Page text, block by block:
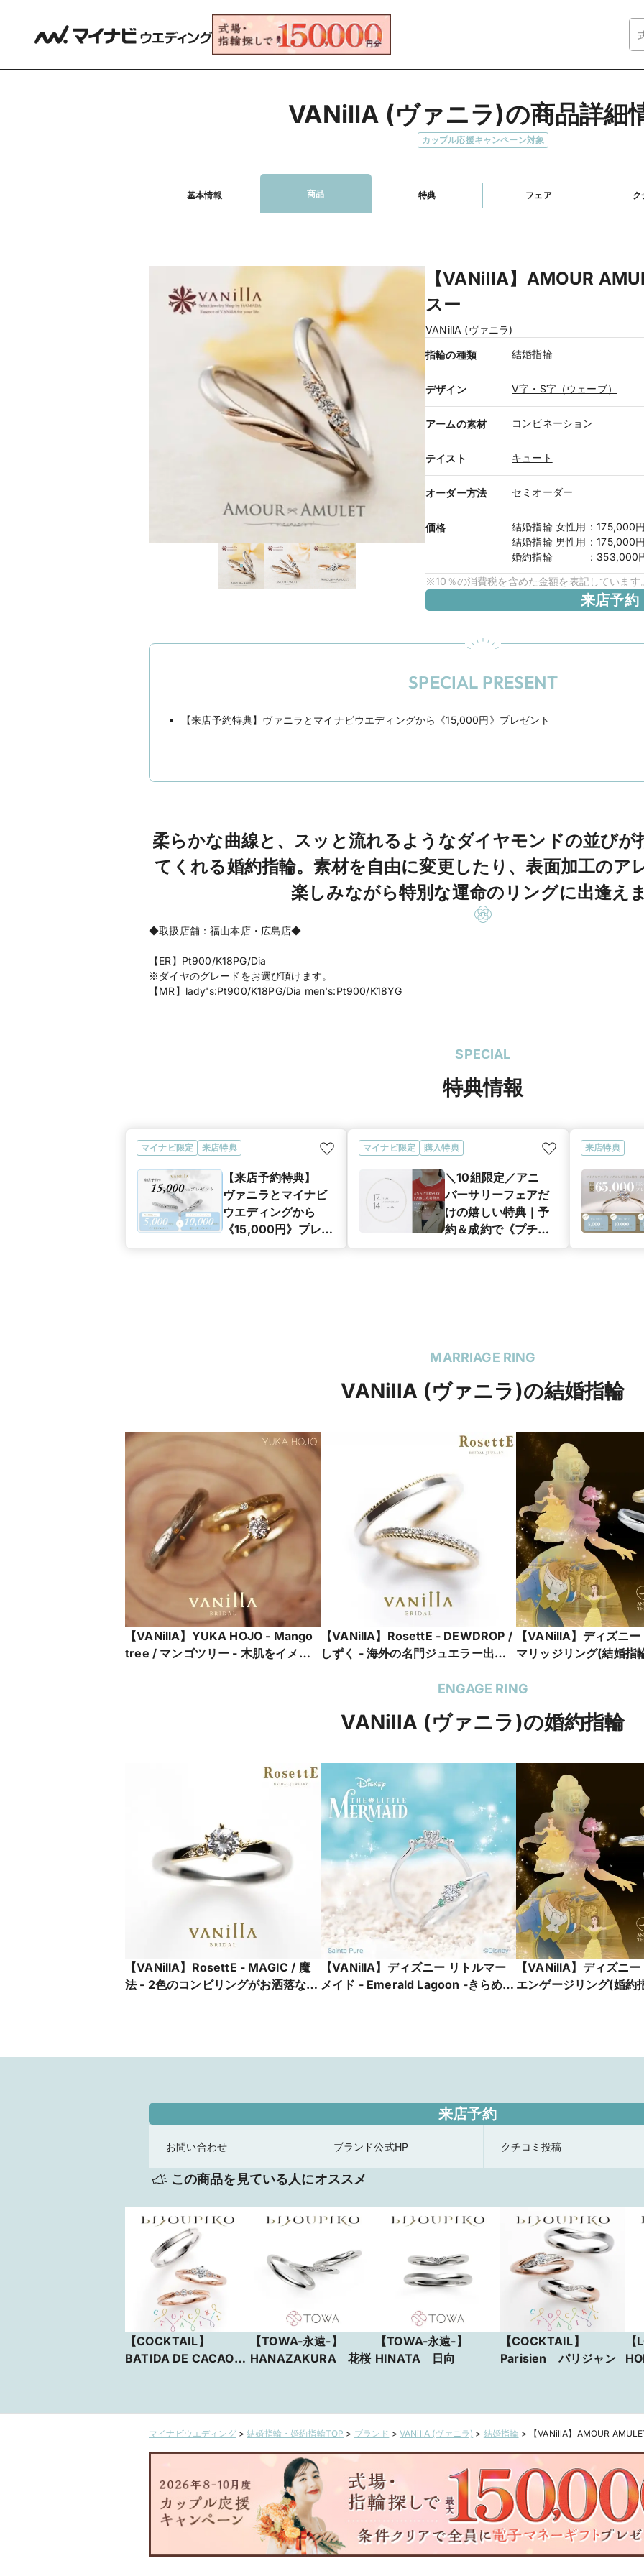
VANillA (ヴァニラ)の商品詳細
カップル応援キャンペーン対象
基本情報 商品 特典 フェア ク
【VANillA】AMOUR
スー
VANillA (ヴァニラ)
指輪の種類 結婚指輪
デザイン V字・S字（ウェーブ）
アームの素材 コンビネーション
テイスト キュート
オーダー方法 セミオーダー
価格 結婚指輪 女性用 ：175,000
結婚指輪 男性用 ：175,000
婚約指輪
： 353,000
※10％の消費税を含めた金額を表記しています
来店予約
SPECIAL PRESENT
【来店予約特典】ヴァニラとマイナビウエディングから《15,000円》プレゼント
柔らかな曲線と、スッと流れるようなダイヤモンドの並びが
てくれる婚約指輪。素材を自由に変更したり、表面加工のア
楽しみながら特別な運命のリングに出逢え
◆取扱店舗：福山本店・広島店◆
【ER】Pt900/K18PG/Dia
※ダイヤのグレードをお選び頂けます。
【MR】lady's:Pt900/K18PG/Dia men's:Pt900/K18YG
SPECIAL
特典情報
マイナビ限定 来店特典
【来店予約特典】
ヴァニラとマイナビ
ウエディングから
《15,000円》プレゼ
マイナビ限定 購入特典
＼10組限定／アニ
バーサリーフェアだ
けの嬉しい特典｜予
約＆成約で《プチ
来店特典
MARRIAGE RING
VANillA (ヴァニラ)の結婚指輪
【VANillA】YUKA HOJO - Mango
tree / マンゴツリー - 木肌をイメー
【VANillA】RosettE - DEWDROP /
しずく - 海外の名門ジュエラー出身
クなエタニティリング【VANillA広島
【VANillA】ディズニ
マリッジリング(結婚指
広島店・福山本店】
ENGAGE RING
VANillA (ヴァニラ)の婚約指輪
【VANillA】RosettE - MAGIC / 魔
法 - 2色のコンビリングがお洒落な婚
【VANillA】ディズニー リトルマー
メイド - Emerald Lagoon -きらめく
【VANillA】ディズニ
エンゲージリング(婚約
来店予約
お問い合わせ ブランド公式HP クチコミ投稿
この商品を見ている人にオススメ
【COCKTAIL】
BATIDA DE CACAO
【TOWA-永遠-】
HANAZAKURA 花桜
【TOWA-永遠-】
HINATA 日向
【COCKTAIL】
Parisien パリジャン
マイナビウエディング>結婚指輪・婚約指輪TOP > ブランド > VANillA (ヴァニラ) > 結婚指輪 > 【VANillA】AMOUR